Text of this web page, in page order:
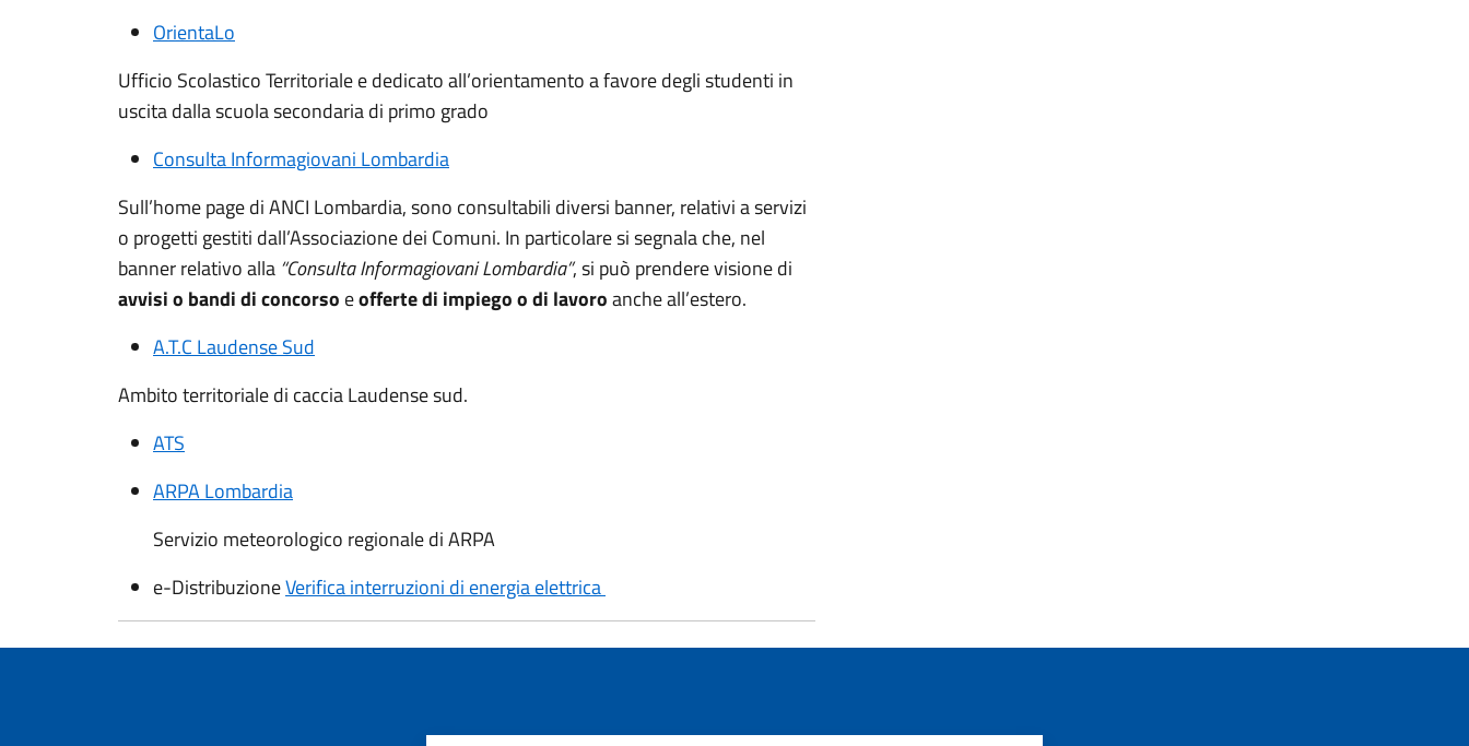
OrientaLo
Ufficio Scolastico Territoriale e dedicato all’orientamento a favore degli studenti in
uscita dalla scuola secondaria di primo grado
Consulta Informagiovani Lombardia
Sull’home page di ANCI Lombardia, sono consultabili diversi banner, relativi a servizi
o progetti gestiti dall’Associazione dei Comuni. In particolare si segnala che, nel
banner relativo alla “Consulta Informagiovani Lombardia”, si può prendere visione di
avvisi o bandi di concorso eofferte di impiego o di lavoroanche all’estero.
A.T.C Laudense Sud
Ambito territoriale di caccia Laudense sud.
ATS
ARPA Lombardia
Servizio meteorologico regionale di ARPA
e-DistribuzioneVerifica interruzioni di energia elettrica